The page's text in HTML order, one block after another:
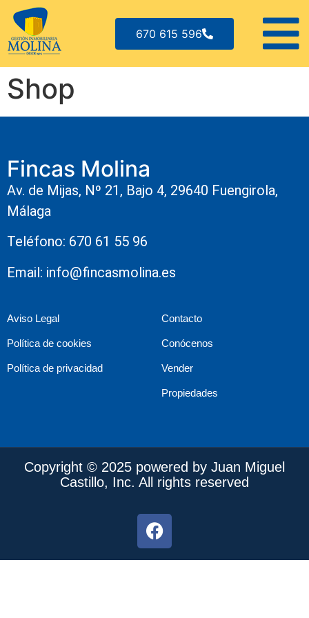
670 615 596
Shop
Fincas Molina
Av. de Mijas, Nº 21, Bajo 4, 29640 Fuengirola,
Málaga
Teléfono: 670 61 55 96
Email: info@fincasmolina.es
Aviso Legal
Política de cookies
Política de privacidad
Contacto
Conócenos
Vender
Propiedades
Copyright © 2025 powered by Juan Miguel
Castillo, Inc. All rights reserved